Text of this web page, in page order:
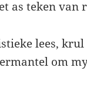
as teken van
lees,
om